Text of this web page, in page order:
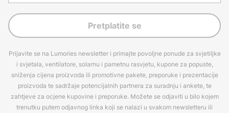
Pretplatite se
Prijavite se na Lumories newsletter i primajte povoljne ponude za svjetiljke
i svjetala, ventilatore, solarnu i pametnu rasvjetu, kupone za popuste,
sniženja cijena proizvoda ili promotivne pakete, preporuke i prezentacije
proizvoda te sadržaje potencijalnih partnera za suradnju i ankete, te
zahtjeve za ocjene kupovine i preporuke. Možete se odjaviti u bilo kojem
trenutku putem odjavnog linka koji se nalazi u svakom newsletteru ili